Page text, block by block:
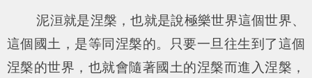
泥洹就是涅槃，也就是說極樂世界這個世界、
這個國土，是等同涅槃的。只要一旦往生到了這個
涅槃的世界，也就會隨著國土的涅槃而進入涅槃，